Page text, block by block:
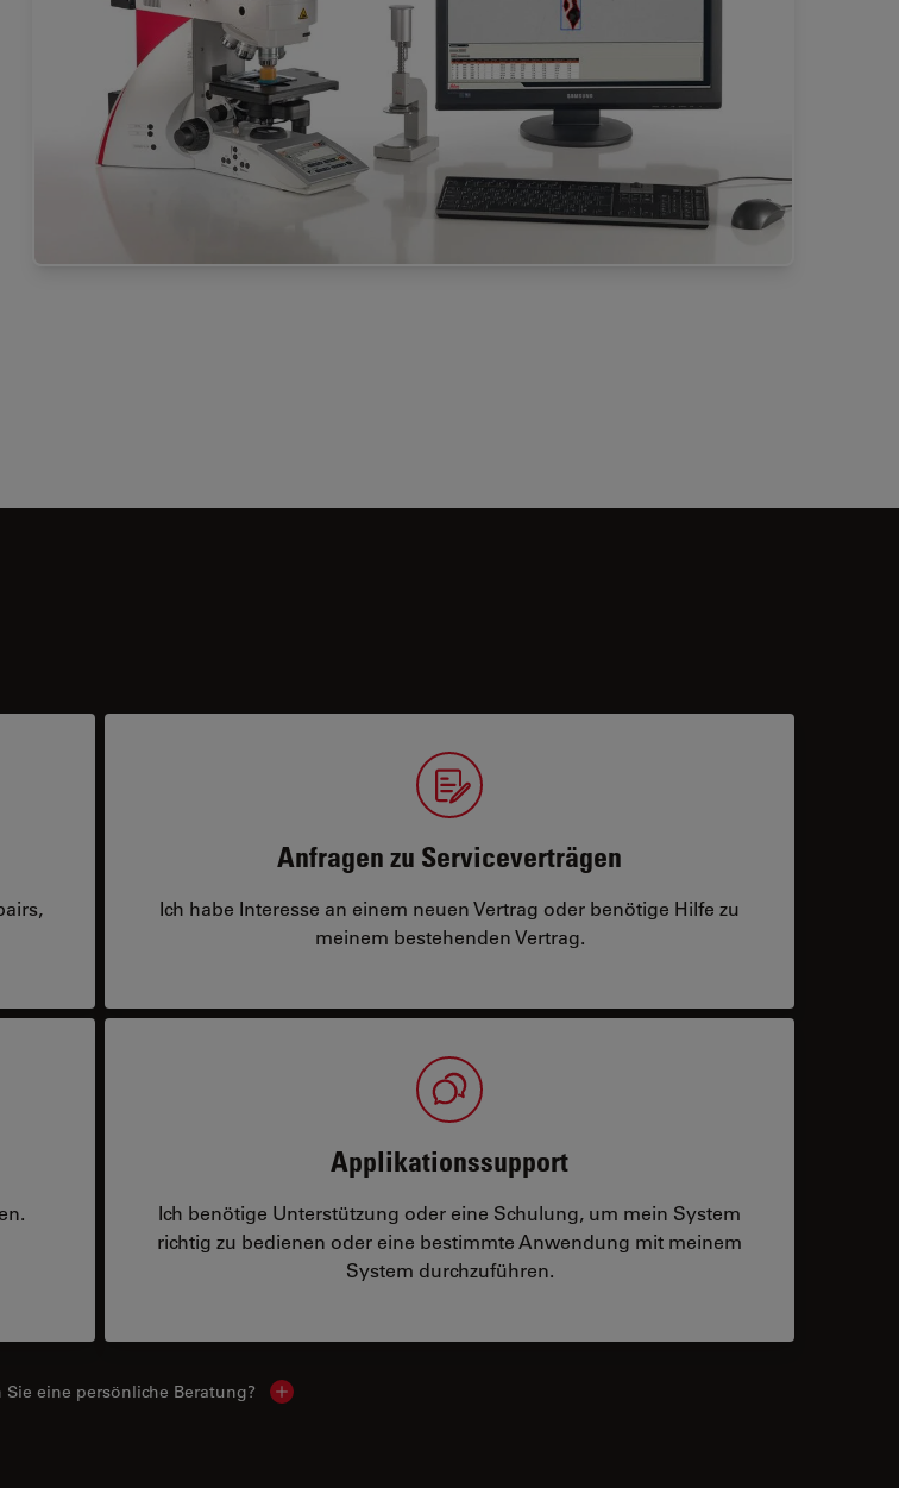
Anfragen zu Serviceverträgen
Ich habe Interesse an einem neuen Vertrag oder benötige Hilfe zu
meinem bestehenden Vertrag.
Applikationssupport
Ich benötige Unterstützung oder eine Schulung, um mein System
richtig zu bedienen oder eine bestimmte Anwendung mit meinem
System durchzuführen.
Sie eine persönliche Beratung? Show local contacts